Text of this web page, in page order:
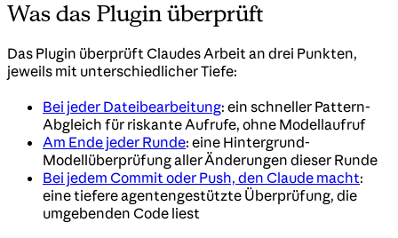
Was das Plugin überprüft
Das Plugin überprüft Claudes Arbeit an drei Punkten,
jeweils mit unterschiedlicher Tiefe:
Bei jeder Dateibearbeitung: ein schneller Pattern-
Abgleich für riskante Aufrufe, ohne Modellaufruf
Am Ende jeder Runde: eine Hintergrund-
Modellüberprüfung aller Änderungen dieser Runde
Bei jedem Commit oder Push, den Claude macht:
eine tiefere agentengestützte Überprüfung, die
umgebenden Code liest